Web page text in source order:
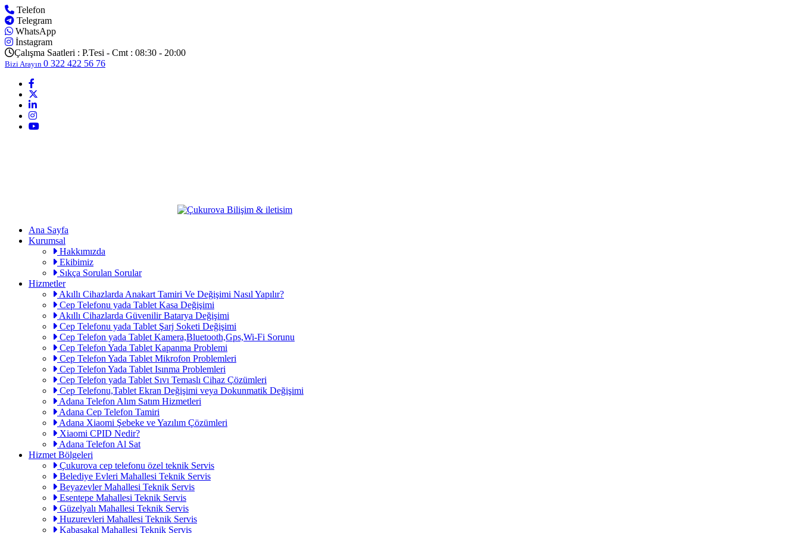
Telefon
Telegram
WhatsApp
İnstagram
Çalışma Saatleri : P.Tesi - Cmt : 08:30 - 20:00
Bizi Arayın 0 322 422 56 76
Ana Sayfa
Kurumsal
Hakkımızda
Ekibimiz
Sıkça Sorulan Sorular
Hizmetler
Akıllı Cihazlarda Anakart Tamiri Ve Değişimi Nasıl Yapılır?
Cep Telefonu yada Tablet Kasa Değişimi
Akıllı Cihazlarda Güvenilir Batarya Değişimi
Cep Telefonu yada Tablet Şarj Soketi Değişimi
Cep Telefon yada Tablet Kamera,Bluetooth,Gps,Wi-Fi Sorunu
Cep Telefon Yada Tablet Kapanma Problemi
Cep Telefon Yada Tablet Mikrofon Problemleri
Cep Telefon Yada Tablet Isınma Problemleri
Cep Telefon yada Tablet Sıvı Temaslı Cihaz Çözümleri
Cep Telefonu,Tablet Ekran Değişimi veya Dokunmatik Değişimi
Adana Telefon Alım Satım Hizmetleri
Adana Cep Telefon Tamiri
Adana Xiaomi Şebeke ve Yazılım Çözümleri
Xiaomi CPID Nedir?
Adana Telefon Al Sat
Hizmet Bölgeleri
Çukurova cep telefonu özel teknik Servis
Belediye Evleri Mahallesi Teknik Servis
Beyazevler Mahallesi Teknik Servis
Esentepe Mahallesi Teknik Servis
Güzelyalı Mahallesi Teknik Servis
Huzurevleri Mahallesi Teknik Servis
Kabasakal Mahallesi Teknik Servis